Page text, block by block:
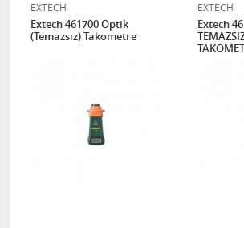
EXTECH
Extech 461700 Optik
(Temazsız) Takometre
EXTECH
Extech